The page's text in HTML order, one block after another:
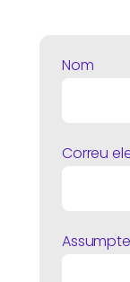
Nom
Correu
Assumpte